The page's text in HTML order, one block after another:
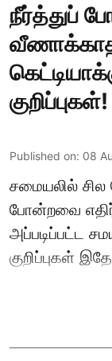
நீர்த்துப்
குறிப்புகள்!
Published on: 08
சமையலில் சில
போன்றவை
அப்படிப்பட்ட
குறிப்புகள்